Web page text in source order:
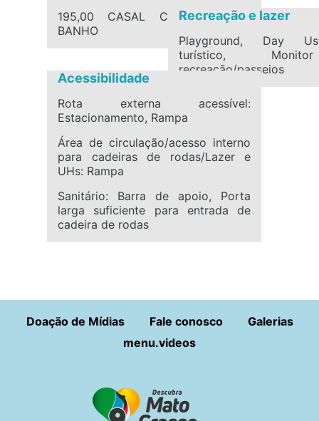
195,00 CASAL COM CAFÉ E
BANHO
Recreação e lazer
Playground, Day
turístico,
recreação/passeios
Acessibilidade
Rota externa acessível:
Estacionamento, Rampa
Área de circulação/acesso interno
para cadeiras de rodas/Lazer e
UHs: Rampa
Sanitário: Barra de apoio, Porta
larga suficiente para entrada de
cadeira de rodas
Doação de Mídias Fale conosco
Galerias
menu.videos